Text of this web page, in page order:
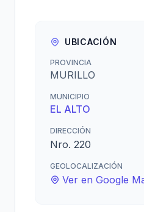
UBICACIÓN
PROVINCIA
MURILLO
MUNICIPIO
EL ALTO
DIRECCIÓN
Nro. 220
GEOLOCALIZACIÓN
Ver en Google